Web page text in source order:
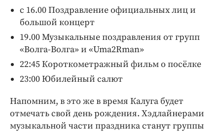
с 16.00 Поздравление официальных лиц и
большой концерт
19.00 Музыкальные поздравления от групп
«Волга-Волга» и «Uma2Rman»
22:45 Короткометражный фильм о посёлке
23:00 Юбилейный салют
Напомним, в это же в время Калуга будет
отмечать свой день рождения. Хэдлайнерами
музыкальной части праздника станут группы